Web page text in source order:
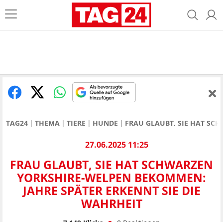
TAG24 THEMA TIERE HUNDE FRAU GLAUBT, SIE HAT
27.06.2025 11:25
FRAU GLAUBT, SIE HAT SCHWARZEN
YORKSHIRE-WELPEN BEKOMMEN:
JAHRE SPÄTER ERKENNT SIE DIE
WAHRHEIT